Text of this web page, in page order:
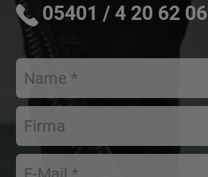
05401 / 4 20 62 06